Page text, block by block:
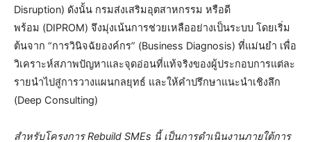
Disruption) ดังนั้น กรมส่งเสริมอุตสาหกรรม หรือดี
พร้อม (DIPROM) จึงมุ่งเน้นการช่วยเหลืออย่างเป็นระบบ โดยเริ่ม
ต้นจาก “การวินิจฉัยองค์กร” (Business Diagnosis) ที่แม่นยำ เพื่อ
วิเคราะห์สภาพปัญหาและจุดอ่อนที่แท้จริงของผู้ประกอบการแต่ละ
รายนำไปสู่การวางแผนกลยุทธ์ และให้คำปรึกษาแนะนำเชิงลึก
(Deep Consulting)
สำหรับโครงการ Rebuild SMEs นี้ เป็นการดำเนินงานภายใต้การ